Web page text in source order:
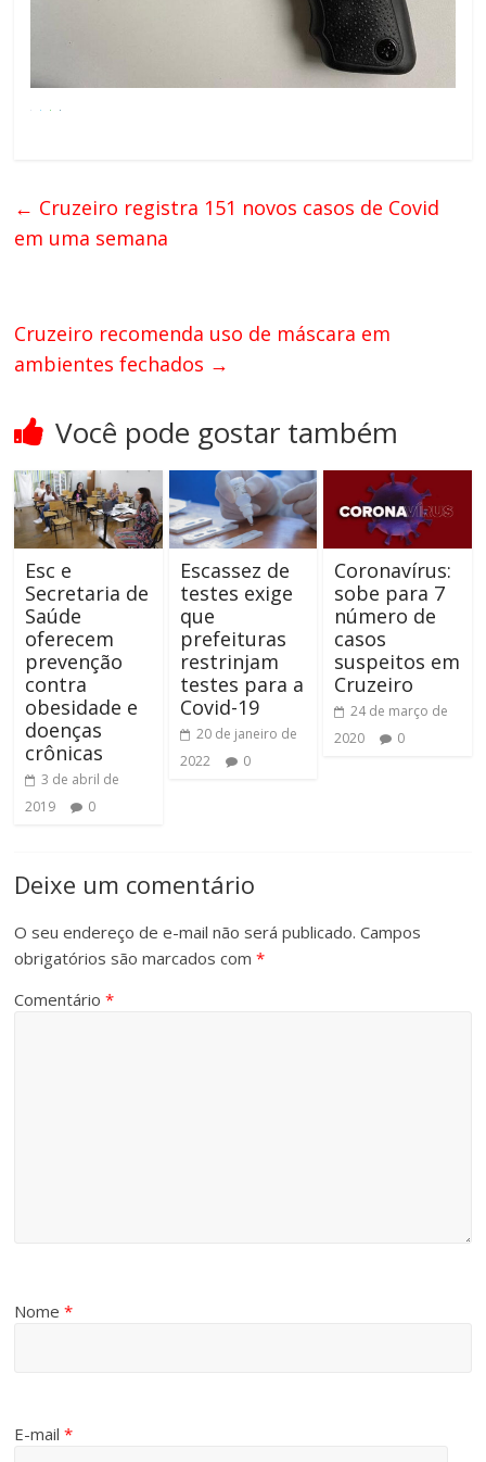
← Cruzeiro registra 151 novos casos de Covid
em uma semana
Cruzeiro recomenda uso de máscara em
ambientes fechados →
Você pode gostar também
Esc e
Secretaria de
Saúde
oferecem
prevenção
contra
obesidade e
doenças
crônicas
3 de abril de
2019
0
Escassez de
testes exige
que
prefeituras
restrinjam
testes para a
Covid-19
20 de janeiro de
2022
0
Coronavírus:
sobe para 7
número de
casos
suspeitos em
Cruzeiro
24 de março de
2020
0
Deixe um comentário
O seu endereço de e-mail não será publicado. Campos
obrigatórios são marcados com*
Comentário*
Nome*
E-mail*